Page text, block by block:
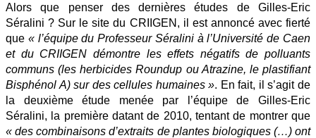
Alors que penser des dernières études de Gilles-Eric
Séralini ? Sur le site du CRIIGEN, il est annoncé avec fierté
que « l’équipe du Professeur Séralini à l’Université de Caen
et du CRIIGEN démontre les effets négatifs de polluants
communs (les herbicides Roundup ou Atrazine, le plastifiant
Bisphénol A) sur des cellules humaines ». En fait, il s’agit de
la deuxième étude menée par l’équipe de Gilles-Eric
Séralini, la première datant de 2010, tentant de montrer que
« des combinaisons d’extraits de plantes biologiques (…) ont